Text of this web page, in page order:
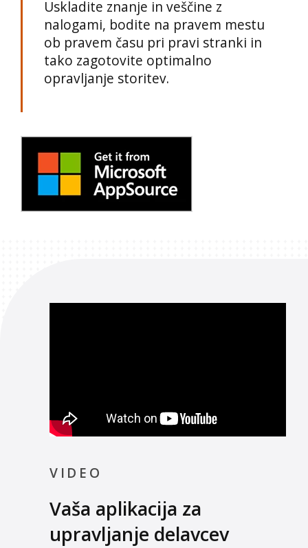
Uskladite znanje in veščine z
nalogami, bodite na pravem mestu
ob pravem času pri pravi stranki in
tako zagotovite optimalno
opravljanje storitev.
VIDEO
Vaša aplikacija za
upravljanje delavcev